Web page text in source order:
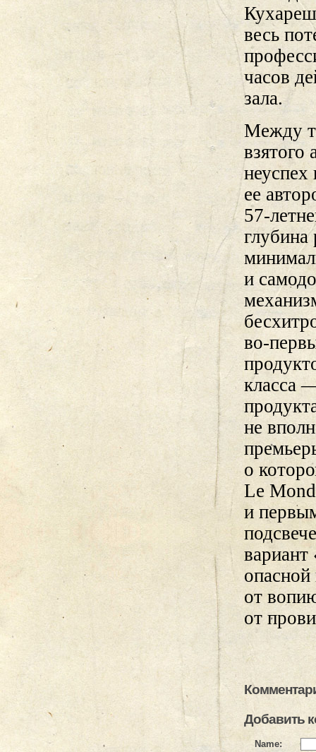
весь
часов
зала.
Между
взятого
ее
57-
глубина
и
во-
класса
не
о
Le
и
вариант
опасной
от
от
Добавить
Name: